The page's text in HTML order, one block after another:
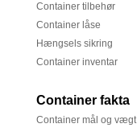
Container tilbehør
Container låse
Hængsels sikring
Container inventar
Container fakta
Container mål og vægt